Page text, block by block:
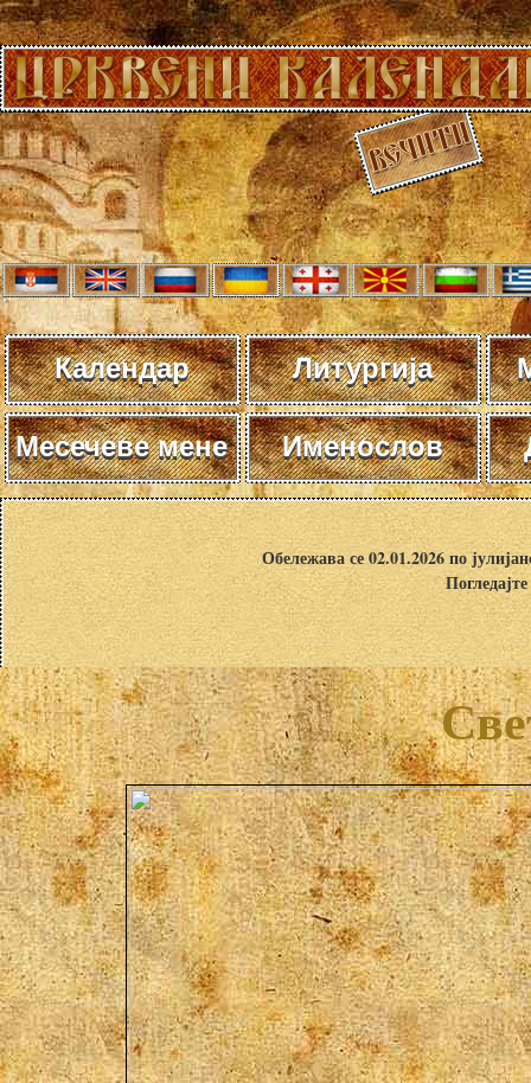
Календар Литургија
Месечеве мене Именослов
Обележава се 02.01.2026 по